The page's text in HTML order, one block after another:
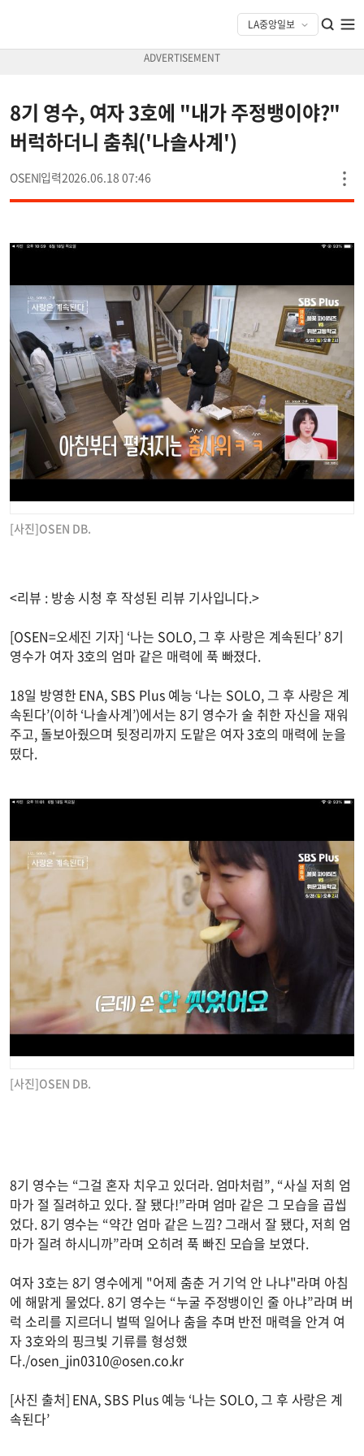
8기 영수, 여자 3호에 "내가 주정뱅이야?"
버럭하더니 춤춰('나솔사계')
OSEN 2026.06.18 07:46
[사진]OSEN DB.
<리뷰 : 방송 시청 후 작성된 리뷰 기사입니다.>
[OSEN=오세진 기자] ‘나는 SOLO, 그 후 사랑은 계속된다’ 8기
영수가 여자 3호의 엄마 같은 매력에 푹 빠졌다.
18일 방영한 ENA, SBS Plus 예능 ‘나는 SOLO, 그 후 사랑은 계
속된다’(이하 ‘나솔사계’)에서는 8기 영수가 술 취한 자신을 재워
주고, 돌보아줬으며 뒷정리까지 도맡은 여자 3호의 매력에 눈을
떴다.
[사진]OSEN DB.
8기 영수는 “그걸 혼자 치우고 있더라. 엄마처럼”, “사실 저희 엄
마가 절 질려하고 있다. 잘 됐다!”라며 엄마 같은 그 모습을 곱씹
었다. 8기 영수는 “약간 엄마 같은 느낌? 그래서 잘 됐다, 저희 엄
마가 질려 하시니까”라며 오히려 푹 빠진 모습을 보였다.
여자 3호는 8기 영수에게 "어제 춤춘 거 기억 안 나냐"라며 아침
에 해맑게 물었다. 8기 영수는 “누굴 주정뱅이인 줄 아냐”라며 버
럭 소리를 지르더니 벌떡 일어나 춤을 추며 반전 매력을 안겨 여
자 3호와의 핑크빛 기류를 형성했
다./osen_jin0310@osen.co.kr
[사진 출처] ENA, SBS Plus 예능 ‘나는 SOLO, 그 후 사랑은 계
속된다’